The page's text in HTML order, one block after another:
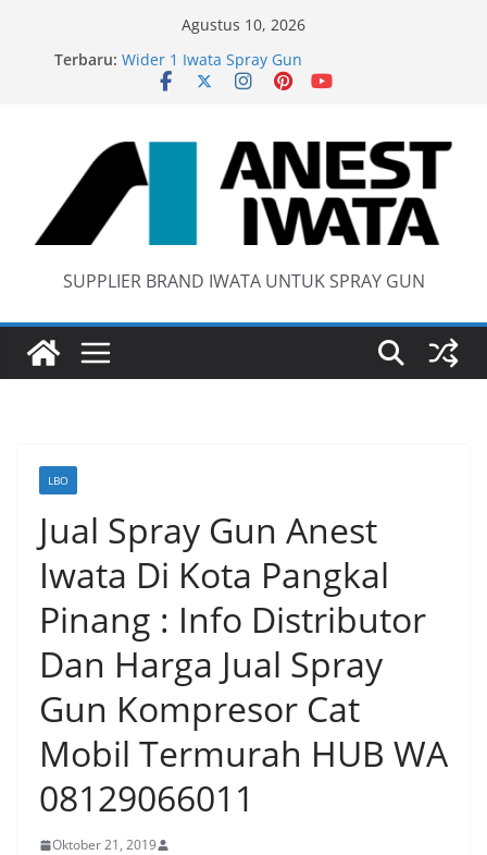
Agustus 10, 2026
Terbaru: Wider 1 Iwata Spray Gun
Anest Iwata W71 C Original
Iwata W 71 New Model ….Last generation…
SUPPLIER BRAND IWATA UNTUK SPRAY GUN
LBO
Jual Spray Gun Anest
Iwata Di Kota Pangkal
Pinang : Info Distributor
Dan Harga Jual Spray
Gun Kompresor Cat
Mobil Termurah HUB WA
08129066011
Oktober 21, 2019